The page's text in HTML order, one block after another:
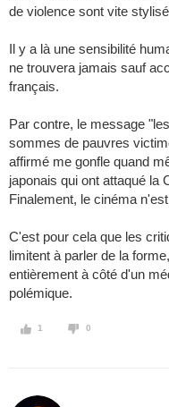
de violence sont vite
Il y a là une sensibilité
ne trouvera jamais sauf
français.
Par contre, le message
sommes de pauvres
affirmé me gonfle quand
japonais qui ont attaqué la
Finalement, le cinéma
C'est pour cela que les
limitent à parler de la
entièrement à côté d'un
polémique.
1 0